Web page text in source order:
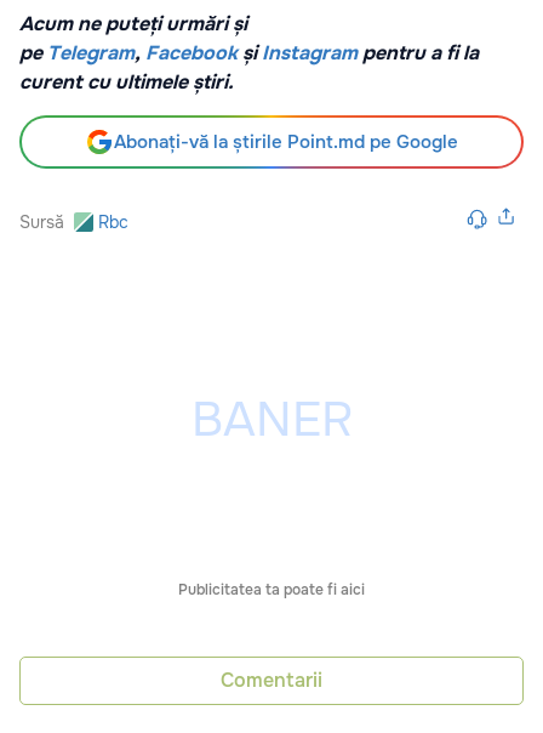
Acum ne puteți urmări și
pe Telegram, Facebook șiInstagrampentru a fi la
curent cu ultimele știri.
Abonați-vă la știrile Point.md pe Google
Sursă Rbc
Publicitatea ta poate fi aici
Comentarii